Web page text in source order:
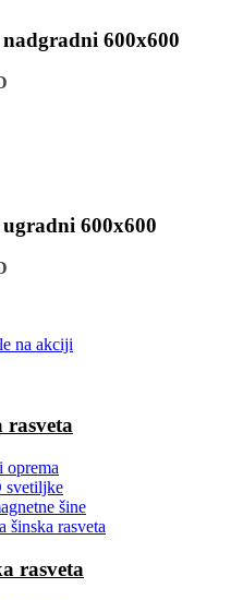
600x600
600x600
na akciji
rasveta
oprema
svetiljke
šine
šinska rasveta
rasveta